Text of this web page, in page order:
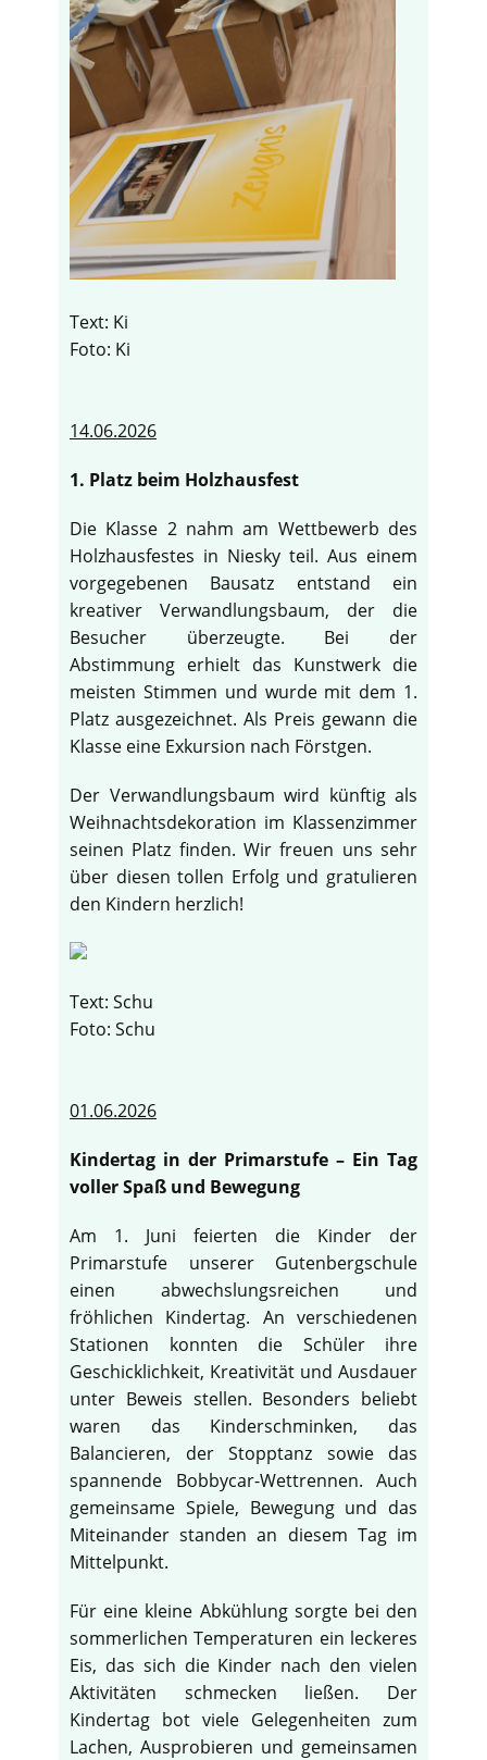
Text: Ki
Foto: Ki
14.06.2026
1. Platz beim Holzhausfest
Die Klasse 2 nahm am Wettbewerb des
Holzhausfestes in Niesky teil. Aus einem
vorgegebenen Bausatz entstand ein
kreativer Verwandlungsbaum, der die
Besucher überzeugte. Bei der
Abstimmung erhielt das Kunstwerk die
meisten Stimmen und wurde mit dem 1.
Platz ausgezeichnet. Als Preis gewann die
Klasse eine Exkursion nach Förstgen.
Der Verwandlungsbaum wird künftig als
Weihnachtsdekoration im Klassenzimmer
seinen Platz finden. Wir freuen uns sehr
über diesen tollen Erfolg und gratulieren
den Kindern herzlich!
Text: Schu
Foto: Schu
01.06.2026
Kindertag in der Primarstufe – Ein Tag
voller Spaß und Bewegung
Am 1. Juni feierten die Kinder der
Primarstufe unserer Gutenbergschule
einen abwechslungsreichen und
fröhlichen Kindertag. An verschiedenen
Stationen konnten die Schüler ihre
Geschicklichkeit, Kreativität und Ausdauer
unter Beweis stellen. Besonders beliebt
waren das Kinderschminken, das
Balancieren, der Stopptanz sowie das
spannende Bobbycar-Wettrennen. Auch
gemeinsame Spiele, Bewegung und das
Miteinander standen an diesem Tag im
Mittelpunkt.
Für eine kleine Abkühlung sorgte bei den
sommerlichen Temperaturen ein leckeres
Eis, das sich die Kinder nach den vielen
Aktivitäten schmecken ließen. Der
Kindertag bot viele Gelegenheiten zum
Lachen, Ausprobieren und gemeinsamen